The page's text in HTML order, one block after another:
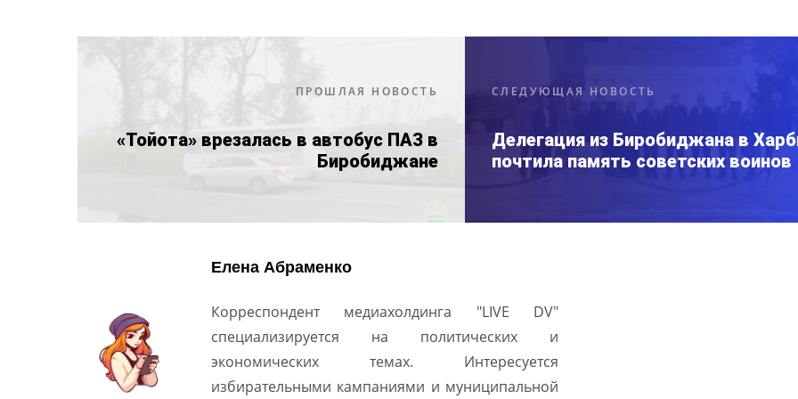
ПРОШЛАЯ НОВОСТЬ
«Тойота» врезалась в автобус ПАЗ в
Биробиджане
СЛЕДУЮЩАЯ НОВОСТЬ
Делегация из Биробиджана в
почтила память советских воинов
Елена Абраменко
Корреспондент медиахолдинга "LIVE DV"
специализируется на политических и
экономических темах. Интересуется
избирательными кампаниями и муниципальной